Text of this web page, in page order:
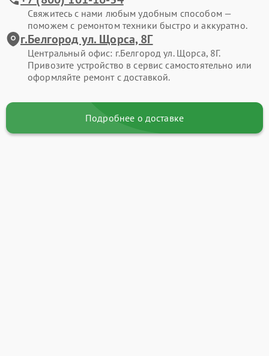
Свяжитесь с нами любым удобным способом —
поможем с ремонтом техники быстро и аккуратно.
г.Белгород ул. Щорса, 8Г
Центральный офис: г.Белгород ул. Щорса, 8Г.
Привозите устройство в сервис самостоятельно или
оформляйте ремонт с доставкой.
Подробнее о доставке